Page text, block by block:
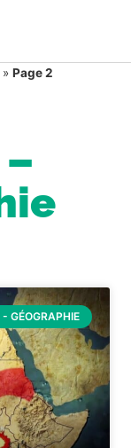
» Page 2
- GÉOGRAPHIE